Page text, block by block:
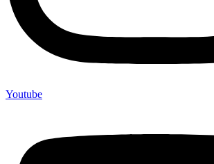
Youtube